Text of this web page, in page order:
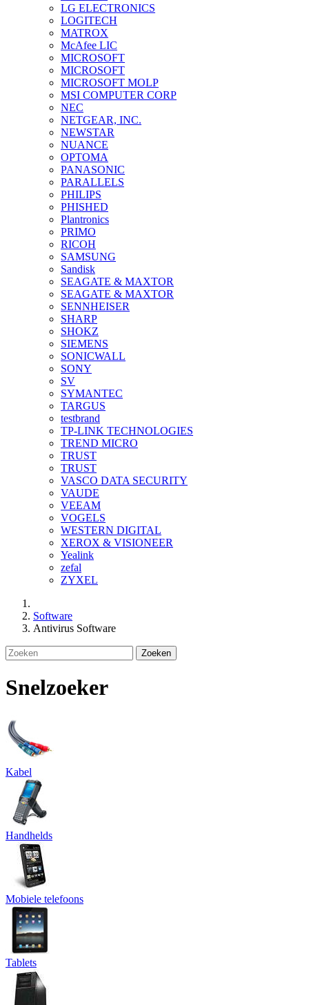
LG ELECTRONICS
LOGITECH
MATROX
McAfee LIC
MICROSOFT
MICROSOFT
MICROSOFT MOLP
MSI COMPUTER CORP
NEC
NETGEAR, INC.
NEWSTAR
NUANCE
OPTOMA
PANASONIC
PARALLELS
PHILIPS
PHISHED
Plantronics
PRIMO
RICOH
SAMSUNG
Sandisk
SEAGATE & MAXTOR
SEAGATE & MAXTOR
SENNHEISER
SHARP
SHOKZ
SIEMENS
SONICWALL
SONY
SV
SYMANTEC
TARGUS
testbrand
TP-LINK TECHNOLOGIES
TREND MICRO
TRUST
TRUST
VASCO DATA SECURITY
VAUDE
VEEAM
VOGELS
WESTERN DIGITAL
XEROX & VISIONEER
Yealink
zefal
ZYXEL
Software
Antivirus Software
Zoeken
Snelzoeker
Kabel
Handhelds
Mobiele telefoons
Tablets